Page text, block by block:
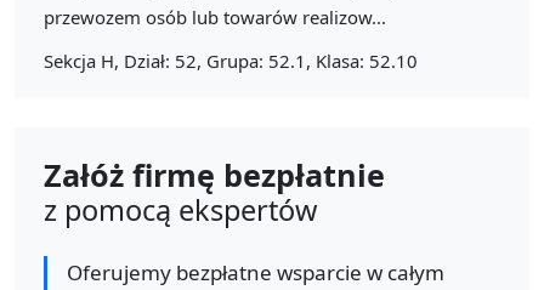
przewozem osób lub towarów realizow...
Sekcja H, Dział: 52, Grupa: 52.1, Klasa: 52.10
Załóż firmę bezpłatnie
z pomocą ekspertów
Oferujemy bezpłatne wsparcie w całym